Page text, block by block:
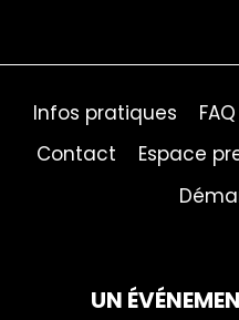
Infos pratiques FAQ
Contact
Espace
UN